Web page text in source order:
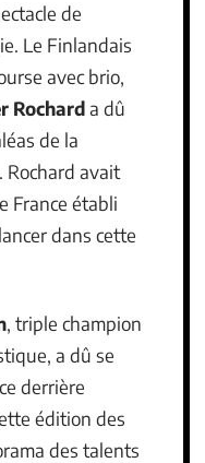
de
Le Finlandais
avec brio,
Rocharda dû
de la
avait
France établi
dans cette
, triple champion
a dû se
derrière
édition des
des talents